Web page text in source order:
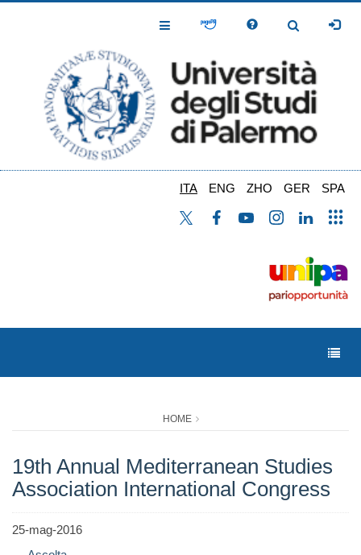
Toggle
Toggle
ITA ENG ZHO GER SPA
HOME
19th Annual Mediterranean Studies
Association International Congress
25-mag-2016